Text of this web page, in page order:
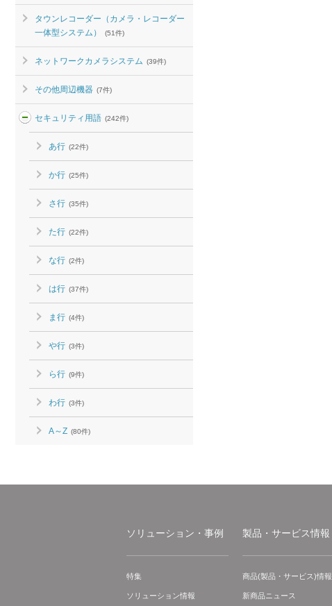
タウンレコーダー（カメラ・レコーダー
一体型システム）
(51件)
ネットワークカメラシステム (39件)
その他周辺機器 (7件)
セキュリティ用語 (242件)
あ行 (22件)
か行 (25件)
さ行 (35件)
た行 (22件)
な行 (2件)
は行 (37件)
ま行 (4件)
や行 (3件)
ら行 (9件)
わ行 (3件)
A～Z (80件)
ソリューション・事例
特集
ソリューション情報
製品・サービス情報
商品(製品・サービス)情報
新商品ニュース